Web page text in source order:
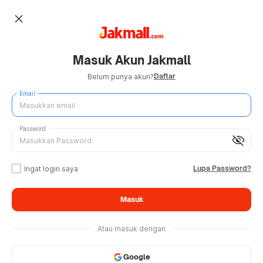
close
Masuk Akun Jakmall
Belum punya akun?Daftar
Email
visibility_off
Password
Ingat login saya Lupa Password?
Masuk
Atau masuk dengan
Google